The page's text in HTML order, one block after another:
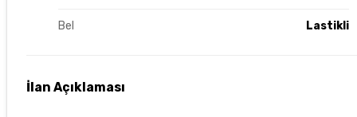
Bel Lastikli
İlan Açıklaması